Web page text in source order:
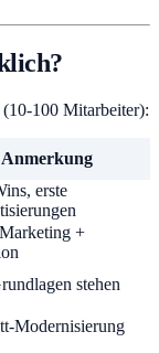
100 Mitarbeiter):
Anmerkung
erste
+
stehen
Modernisierung